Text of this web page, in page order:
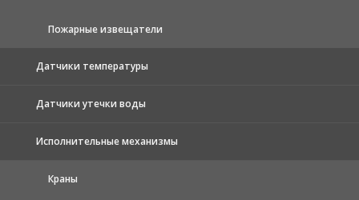
Пожарные извещатели
Датчики температуры
Датчики утечки воды
Исполнительные механизмы
Краны